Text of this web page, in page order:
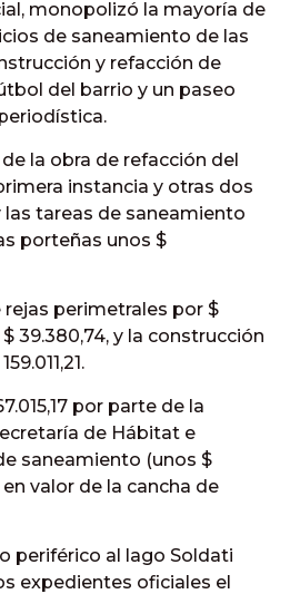
monopolizó la mayoría de
de saneamiento de las
y refacción de
del barrio y un paseo
la obra de refacción del
instancia y otras dos
las tareas de saneamiento
porteñas unos $
rejas perimetrales por $
39.380,74, y la construcción
por parte de la
de Hábitat e
saneamiento (unos $
valor de la cancha de
periférico al lago Soldati
expedientes oficiales el